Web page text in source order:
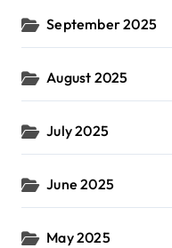
September 2025
August 2025
July 2025
June 2025
May 2025